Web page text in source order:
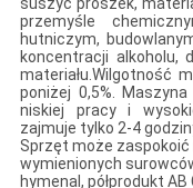
przemyśle
hutniczym,
koncentracji alkoholu,
materiału.Wilgotność
poniżej 0,5%.
niskiej pracy i
zajmuje tylko 2-4
Sprzęt może
wymienionych
hymenal, półprodukt